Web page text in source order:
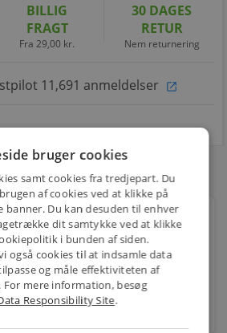
BILLIG
FRAGT
Fra 29,00 kr.
30 DAGES
RETUR
Nem returnering
11,691 anmeldelser open_in_new
også
ES 33 1,5A M/AFBRYDER & LAMPE
Varenr.: 9878004022
463,00 kr.
bruger cookies
samt cookies fra tredjepart. Du
af cookies ved at klikke på
banner. Du kan desuden til enhver
dit samtykke ved at klikke
i bunden af siden.
også cookies til at indsamle data
og måle effektiviteten af
For mere information, besøg
Responsibility Site.